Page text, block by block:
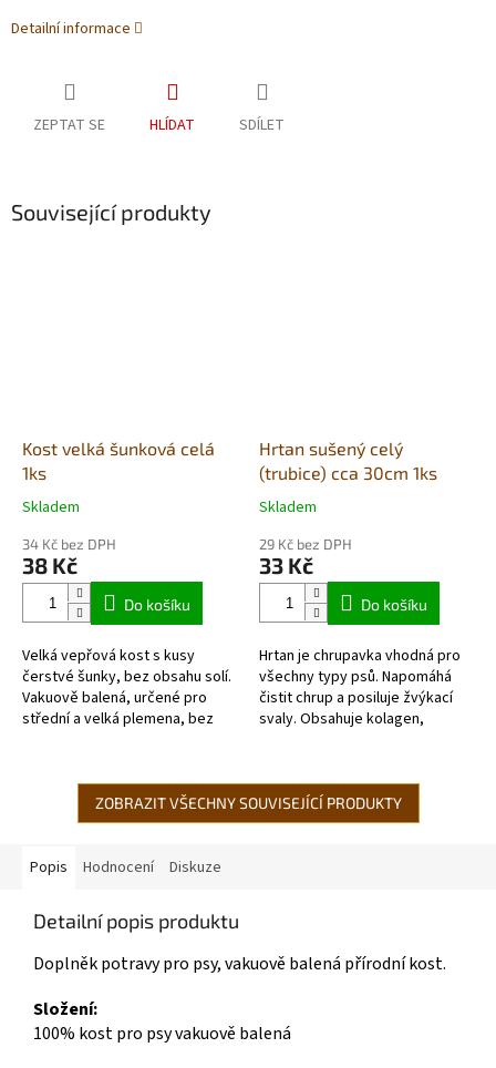
Detailní informace
ZEPTAT SE HLÍDAT SDÍLET
Související produkty
Kost velká šunková celá
1ks
Průměrné
produktu
je
hvězdiček.
Skladem
34 Kč bez DPH
38 Kč
Do košíku
Velká vepřová kost s kusy
čerstvé šunky, bez obsahu solí.
Vakuově balená, určené pro
střední a velká plemena, bez
Hrtan sušený celý
(trubice) cca 30cm 1ks
Průměrné
produktu
je
hvězdiček.
Skladem
29 Kč bez DPH
33 Kč
Do košíku
Hrtan je chrupavka vhodná pro
všechny typy psů. Napomáhá
čistit chrup a posiluje žvýkací
svaly. Obsahuje kolagen,
ZOBRAZIT VŠECHNY SOUVISEJÍCÍ PRODUKTY
Popis Hodnocení Diskuze
Detailní popis produktu
Doplněk potravy pro psy, vakuově balená přírodní kost.
Složení:
100% kost pro psy vakuově balená